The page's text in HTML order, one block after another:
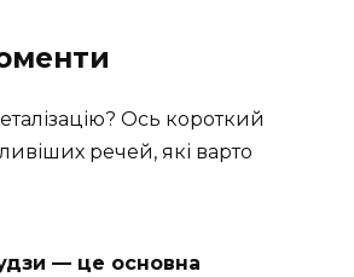
Ось короткий
речей, які варто
— це основна